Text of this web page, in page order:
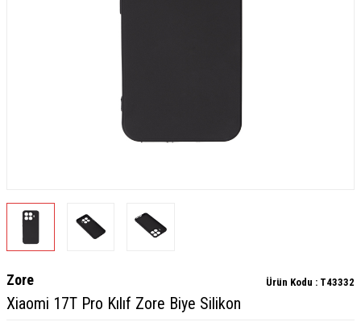
Zore Ürün Kodu : T43332
Xiaomi 17T Pro Kılıf Zore Biye Silikon